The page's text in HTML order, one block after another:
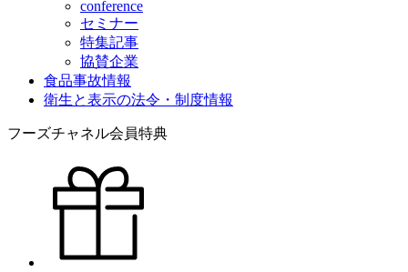
conference
セミナー
特集記事
協賛企業
食品事故情報
衛生と表示の法令・制度情報
フーズチャネル会員特典